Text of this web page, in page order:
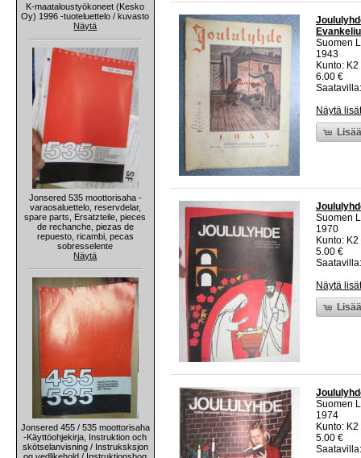
K-maataloustyökoneet (Kesko
Oy) 1996 -tuoteluettelo / kuvasto
Näytä
Jonsered 535 moottorisaha -
varaosaluettelo, reservdelar,
spare parts, Ersatzteile, pieces
de rechanche, piezas de
repuesto, ricambi, pecas
sobresselente
Näytä
Jonsered 455 / 535 moottorisaha
-Käyttöohjekirja, Instruktion och
skötselanvisning / Instruksksjon
Suomen
1943
Kunto:
6.00 €
Näytä
Suomen
1970
Kunto:
5.00 €
Näytä
Suomen
1974
Kunto:
5.00 €